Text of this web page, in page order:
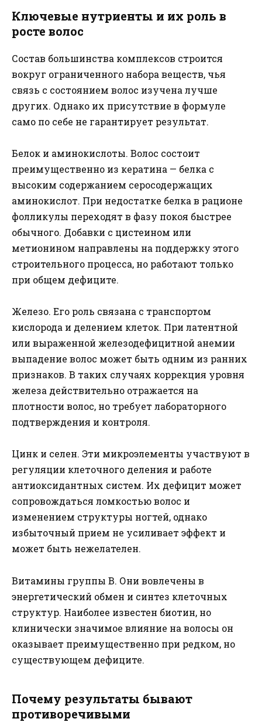
Ключевые нутриенты и их роль в
росте волос
Состав большинства комплексов строится
вокруг ограниченного набора веществ, чья
связь с состоянием волос изучена лучше
других. Однако их присутствие в формуле
само по себе не гарантирует результат.
Белок и аминокислоты. Волос состоит
преимущественно из кератина — белка с
высоким содержанием серосодержащих
аминокислот. При недостатке белка в рационе
фолликулы переходят в фазу покоя быстрее
обычного. Добавки с цистеином или
метионином направлены на поддержку этого
строительного процесса, но работают только
при общем дефиците.
Железо. Его роль связана с транспортом
кислорода и делением клеток. При латентной
или выраженной железодефицитной анемии
выпадение волос может быть одним из ранних
признаков. В таких случаях коррекция уровня
железа действительно отражается на
плотности волос, но требует лабораторного
подтверждения и контроля.
Цинк и селен. Эти микроэлементы участвуют в
регуляции клеточного деления и работе
антиоксидантных систем. Их дефицит может
сопровождаться ломкостью волос и
изменением структуры ногтей, однако
избыточный прием не усиливает эффект и
может быть нежелателен.
Витамины группы B. Они вовлечены в
энергетический обмен и синтез клеточных
структур. Наиболее известен биотин, но
клинически значимое влияние на волосы он
оказывает преимущественно при редком, но
существующем дефиците.
Почему результаты бывают
противоречивыми